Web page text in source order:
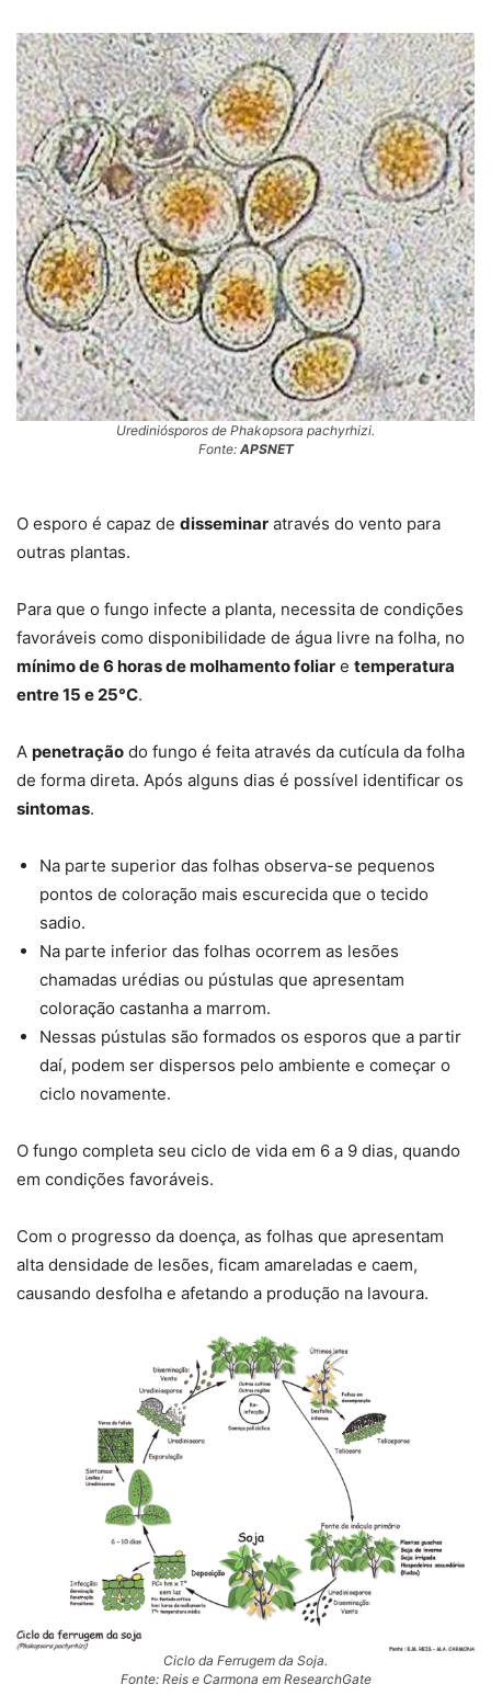
Urediniósporos de Phakopsora pachyrhizi.
Fonte: APSNET
O esporo é capaz de disseminar através do vento para
outras plantas.
Para que o fungo infecte a planta, necessita de condições
favoráveis como disponibilidade de água livre na folha, no
mínimo de 6 horas de molhamento foliar e temperatura
entre 15 e 25°C.
A penetração do fungo é feita através da cutícula da folha
de forma direta. Após alguns dias é possível identificar os
sintomas.
Na parte superior das folhas observa-se pequenos
pontos de coloração mais escurecida que o tecido
sadio.
Na parte inferior das folhas ocorrem as lesões
chamadas urédias ou pústulas que apresentam
coloração castanha a marrom.
Nessas pústulas são formados os esporos que a partir
daí, podem ser dispersos pelo ambiente e começar o
ciclo novamente.
O fungo completa seu ciclo de vida em 6 a 9 dias, quando
em condições favoráveis.
Com o progresso da doença, as folhas que apresentam
alta densidade de lesões, ficam amareladas e caem,
causando desfolha e afetando a produção na lavoura.
Ciclo da Ferrugem da Soja.
Fonte: Reis e Carmona em ResearchGate